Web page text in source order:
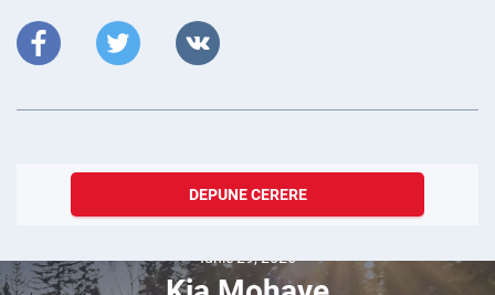
DEPUNE CERERE
Iunie 29, 2026